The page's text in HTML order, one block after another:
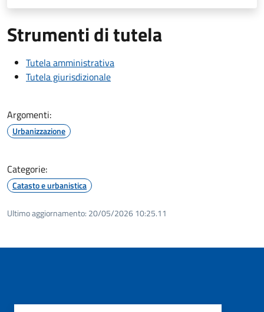
Strumenti di tutela
Tutela amministrativa
Tutela giurisdizionale
Argomenti:
Urbanizzazione
Categorie:
Catasto e urbanistica
Ultimo aggiornamento: 20/05/2026 10:25.11